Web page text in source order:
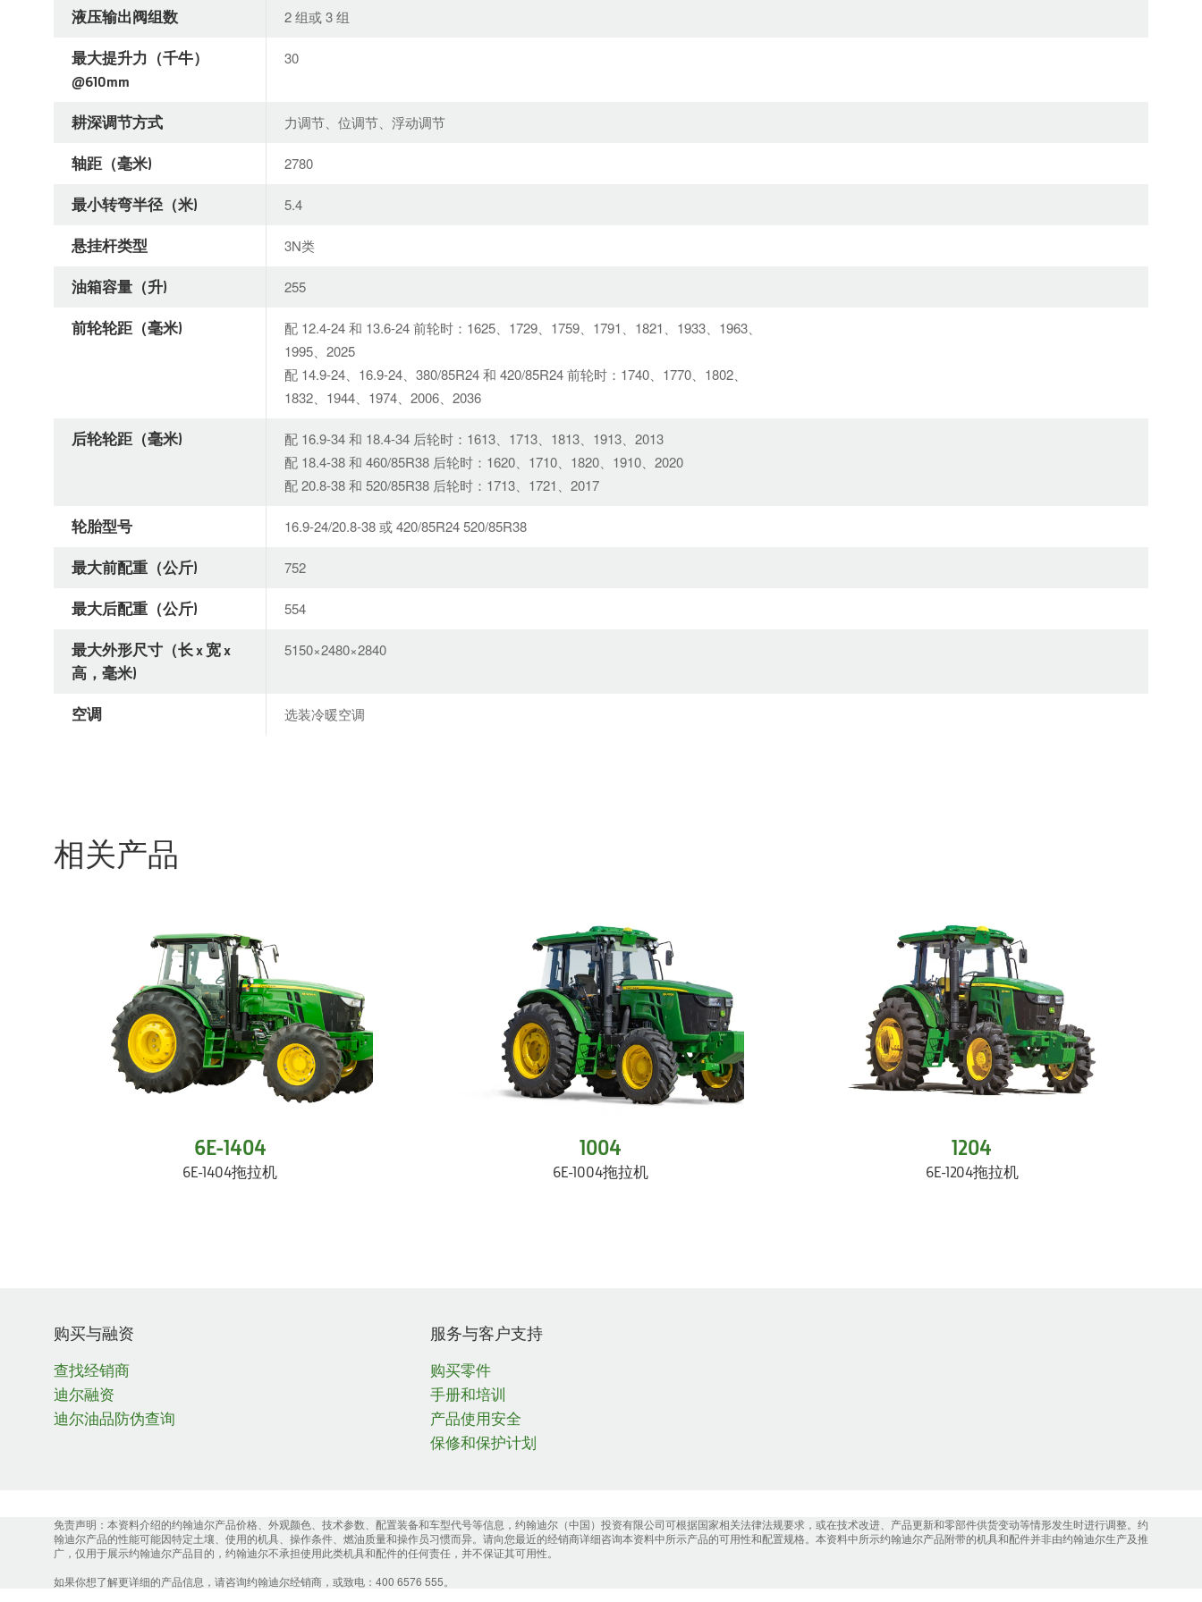
液压输出阀组数 2 组或 3 组
最大提升力（千牛）
@610mm
30
耕深调节方式 力调节、位调节、浮动调节
轴距（毫米) 2780
最小转弯半径（米) 5.4
悬挂杆类型 3N类
油箱容量（升) 255
前轮轮距（毫米)
配 12.4-24 和 13.6-24 前轮时：1625、1729、1759、1791、1821、1933、1963、
1995、2025
配 14.9-24、16.9-24、380/85R24 和 420/85R24 前轮时：1740、1770、1802、
1832、1944、1974、2006、2036
后轮轮距（毫米)
配 16.9-34 和 18.4-34 后轮时：1613、1713、1813、1913、2013
配 18.4-38 和 460/85R38 后轮时：1620、1710、1820、1910、2020
配 20.8-38 和 520/85R38 后轮时：1713、1721、2017
轮胎型号 16.9-24/20.8-38 或 420/85R24 520/85R38
最大前配重（公斤) 752
最大后配重（公斤) 554
最大外形尺寸（长 x 宽 x
高，毫米)
5150×2480×2840
空调 选装冷暖空调
相关产品
6E-1404
6E-1404拖拉机
1004
6E-1004拖拉机
1204
6E-1204拖拉机
购买与融资
查找经销商
迪尔融资
迪尔油品防伪查询
服务与客户支持
购买零件
手册和培训
产品使用安全
保修和保护计划
免责声明：本资料介绍的约翰迪尔产品价格、外观颜色、技术参数、配置装备和车型代号等信息，约翰迪尔（中国）投资有限公司可根据国家相关法律法规要求，或在技术改进、产品更新和零部件供货变动等情形发生时进行调整。约
翰迪尔产品的性能可能因特定土壤、使用的机具、操作条件、燃油质量和操作员习惯而异。请向您最近的经销商详细咨询本资料中所示产品的可用性和配置规格。本资料中所示约翰迪尔产品附带的机具和配件并非由约翰迪尔生产及推
广，仅用于展示约翰迪尔产品目的，约翰迪尔不承担使用此类机具和配件的任何责任，并不保证其可用性。
如果你想了解更详细的产品信息，请咨询约翰迪尔经销商，或致电：400 6576 555。